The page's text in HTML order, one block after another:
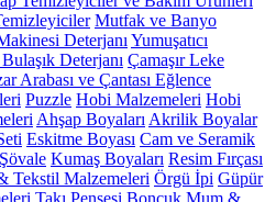
Mutfak ve Banyo
Deterjanı Yumuşatıcı
Deterjanı Çamaşır Leke
Arabası ve Çantası Eğlence
Puzzle Hobi Malzemeleri Hobi
Ahşap Boyaları Akrilik Boyalar
Eskitme Boyası Cam ve Seramik
Şövale Kumaş Boyaları Resim Fırçası
Tekstil Malzemeleri Örgü İpi Güpür
Takı Pensesi Boncuk Mum &